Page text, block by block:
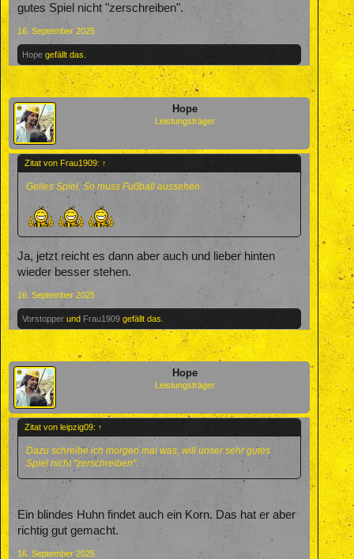
gutes Spiel nicht "zerschreiben".
16. September 2025
Hope gefällt das.
Hope
Leistungsträger
Zitat von Frau1909: ↑
Geiles Spiel. So muss Fußball aussehen.
Ja, jetzt reicht es dann aber auch und lieber hinten
wieder besser stehen.
16. September 2025
Vorstopper und Frau1909 gefällt das.
Hope
Leistungsträger
Zitat von leipzig09: ↑
Dazu schreibe ich morgen mal was, will unser sehr gutes
Spiel nicht "zerschreiben".
Ein blindes Huhn findet auch ein Korn. Das hat er aber
richtig gut gemacht.
16. September 2025